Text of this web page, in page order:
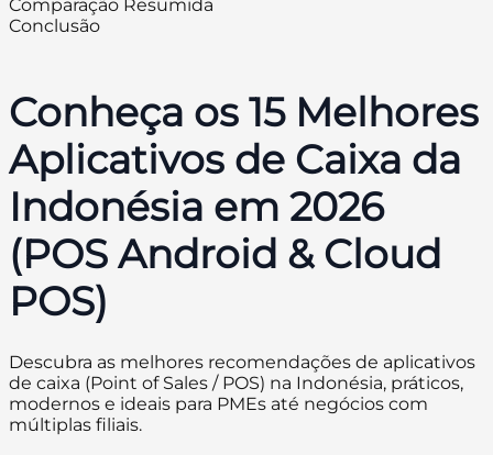
Comparação Resumida
Conclusão
Conheça os 15 Melhores
Aplicativos de Caixa da
Indonésia em 2026
(POS Android & Cloud
POS)
Descubra as melhores recomendações de aplicativos
de caixa (Point of Sales / POS) na Indonésia, práticos,
modernos e ideais para PMEs até negócios com
múltiplas filiais.